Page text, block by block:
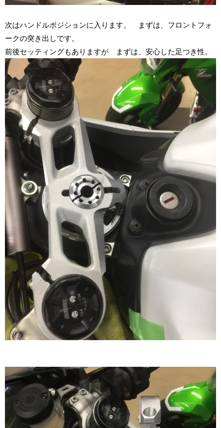
次はハンドルポジションに入ります。 まずは、フロントフォ
ークの突き出しです。
前後セッティングもありますが まずは、安心した足つき性。